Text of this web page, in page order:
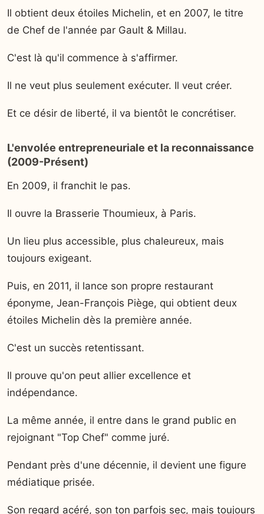
Il obtient deux étoiles Michelin, et en 2007, le titre
de Chef de l'année par Gault & Millau.
C'est là qu'il commence à s'affirmer.
Il ne veut plus seulement exécuter. Il veut créer.
Et ce désir de liberté, il va bientôt le concrétiser.
L'envolée entrepreneuriale et la reconnaissance
(2009-Présent)
En 2009, il franchit le pas.
Il ouvre la Brasserie Thoumieux, à Paris.
Un lieu plus accessible, plus chaleureux, mais
toujours exigeant.
Puis, en 2011, il lance son propre restaurant
éponyme, Jean-François Piège, qui obtient deux
étoiles Michelin dès la première année.
C'est un succès retentissant.
Il prouve qu'on peut allier excellence et
indépendance.
La même année, il entre dans le grand public en
rejoignant "Top Chef" comme juré.
Pendant près d'une décennie, il devient une figure
médiatique prisée.
Son regard acéré, son ton parfois sec, mais toujours